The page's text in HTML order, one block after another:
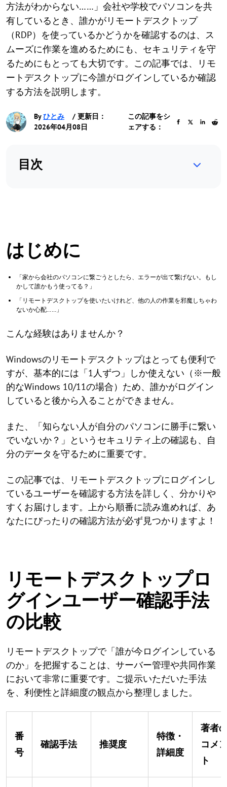
方法がわからない……」会社や学校でパソコンを共
有しているとき、誰かがリモートデスクトップ
（RDP）を使っているかどうかを確認するのは、ス
ムーズに作業を進めるためにも、セキュリティを守
るためにもとっても大切です。この記事では、リモ
ートデスクトップに今誰がログインしているか確認
する方法を説明します。
Byひとみ
/ 更新日：
2026年04月08日
この記事をシ
ェアする：
目次
はじめに
「家から会社のパソコンに繋ごうとしたら、エラーが出て繋げない。もし
かして誰かもう使ってる？」
「リモートデスクトップを使いたいけれど、他の人の作業を邪魔しちゃわ
ないか心配……」
こんな経験はありませんか？
Windowsのリモートデスクトップはとっても便利で
すが、基本的には「1人ずつ」しか使えない（※一般
的なWindows 10/11の場合）ため、誰かがログイン
していると後から入ることができません。
また、「知らない人が自分のパソコンに勝手に繋い
でいないか？」というセキュリティ上の確認も、自
分のデータを守るために重要です。
この記事では、リモートデスクトップにログインし
ているユーザーを確認する方法を詳しく、分かりや
すくお届けします。上から順番に読み進めれば、あ
なたにぴったりの確認方法が必ず見つかりますよ！
リモートデスクトップロ
グインユーザー確認手法
の比較
リモートデスクトップで「誰が今ログインしている
のか」を把握することは、サーバー管理や共同作業
において非常に重要です。ご提示いただいた手法
を、利便性と詳細度の観点から整理しました。
番
号
確認手法 推奨度
特徴・
詳細度
著者
コメ
ト